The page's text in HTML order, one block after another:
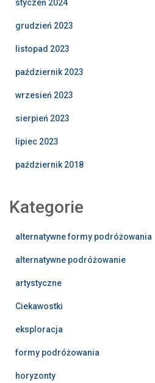
styczeń 2024
grudzień 2023
listopad 2023
październik 2023
wrzesień 2023
sierpień 2023
lipiec 2023
październik 2018
Kategorie
alternatywne formy podróżowania
alternatywne podróżowanie
artystyczne
Ciekawostki
eksploracja
formy podróżowania
horyzonty